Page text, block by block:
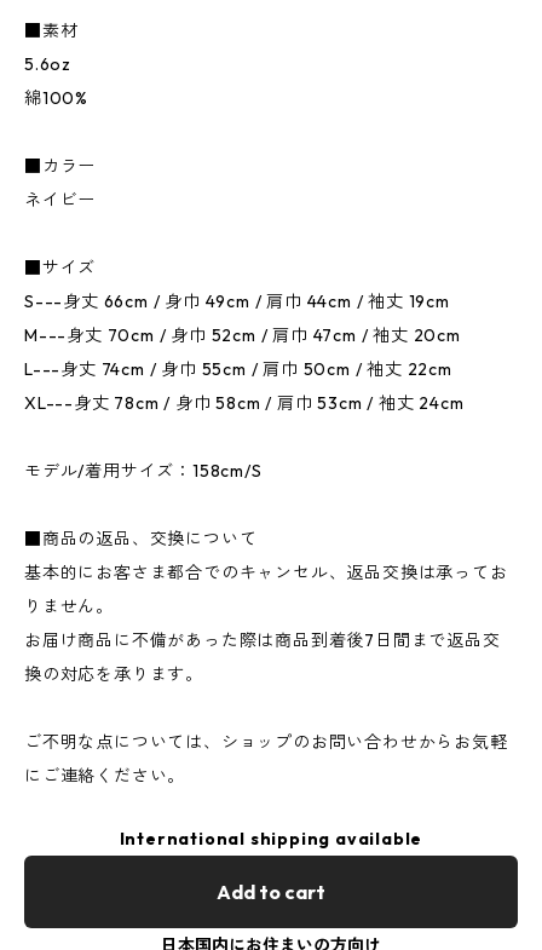
■素材
5.6oz
綿100%
■カラー
ネイビー
■サイズ
S---身丈 66cm / 身巾 49cm / 肩巾 44cm / 袖丈 19cm
M---身丈 70cm / 身巾 52cm / 肩巾 47cm / 袖丈 20cm
L---身丈 74cm / 身巾 55cm / 肩巾 50cm / 袖丈 22cm
XL---身丈 78cm / 身巾 58cm / 肩巾 53cm / 袖丈 24cm
モデル/着用サイズ：158cm/S
■商品の返品、交換について
基本的にお客さま都合でのキャンセル、返品交換は承ってお
りません。
お届け商品に不備があった際は商品到着後7日間まで返品交
換の対応を承ります。
ご不明な点については、ショップのお問い合わせからお気軽
にご連絡ください。
International shipping available
Add to cart
日本国内にお住まいの方向け